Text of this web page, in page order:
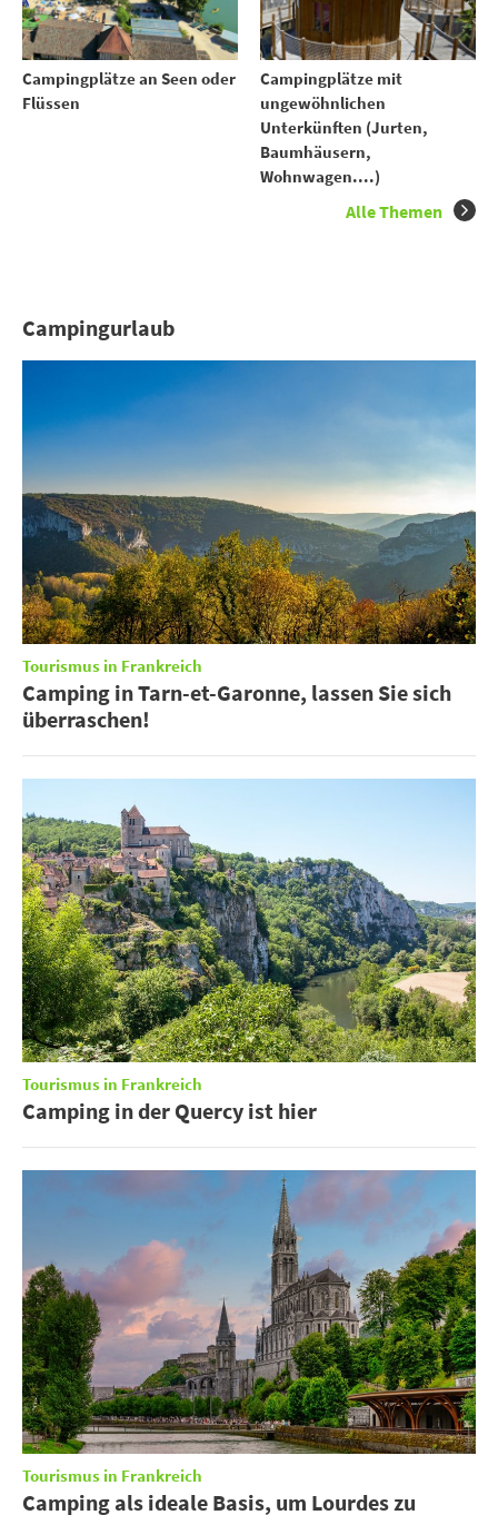
Campingplätze an Seen oder
Flüssen
Campingplätze mit
ungewöhnlichen
Unterkünften (Jurten,
Baumhäusern,
Wohnwagen....)
Alle Themen
Campingurlaub
Tourismus in Frankreich
Camping in Tarn-et-Garonne, lassen Sie sich
überraschen!
Tourismus in Frankreich
Camping in der Quercy ist hier
Tourismus in Frankreich
Camping als ideale Basis, um Lourdes zu